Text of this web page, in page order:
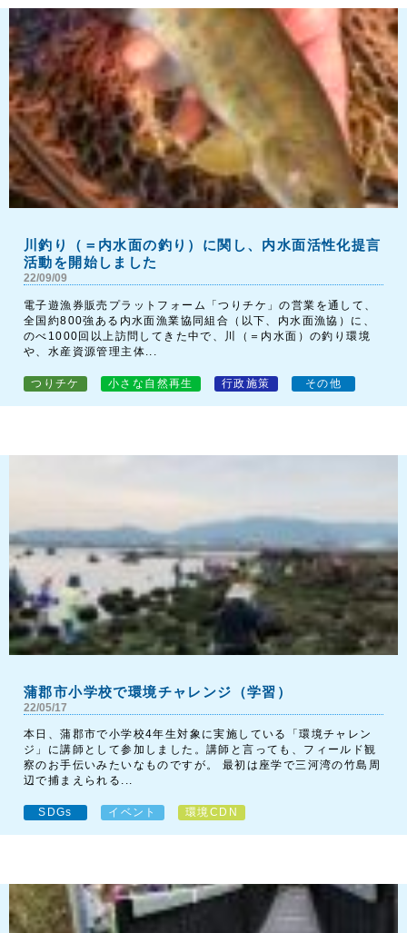
川釣り（＝内水面の釣り）に関し、内水面活性化提言
活動を開始しました
22/09/09
電子遊漁券販売プラットフォーム「つりチケ」の営業を通して、
全国約800強ある内水面漁業協同組合（以下、内水面漁協）に、
のべ1000回以上訪問してきた中で、川（＝内水面）の釣り環境
や、水産資源管理主体...
つりチケ 小さな自然再生 行政施策 その他
蒲郡市小学校で環境チャレンジ（学習）
22/05/17
本日、蒲郡市で小学校4年生対象に実施している「環境チャレン
ジ」に講師として参加しました。講師と言っても、フィールド観
察のお手伝いみたいなものですが。 最初は座学で三河湾の竹島周
辺で捕まえられる...
SDGs イベント 環境CDN